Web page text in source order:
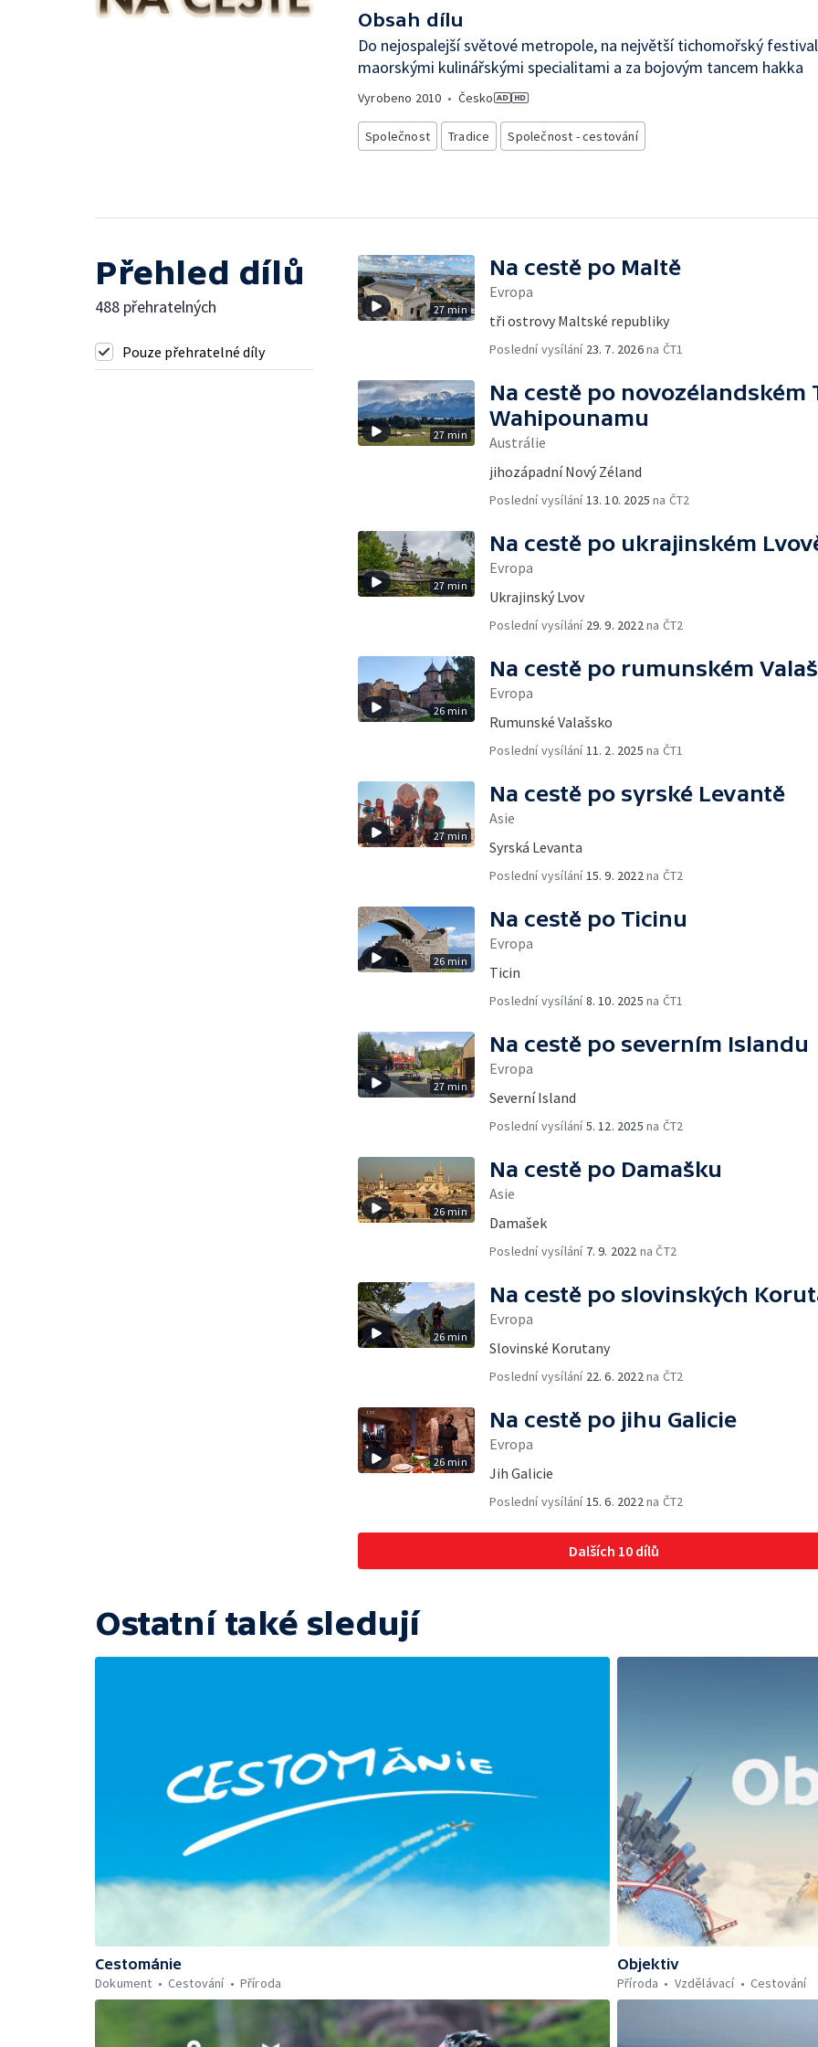
Obsah dílu
Do nejospalejší světové metropole, na největší tichomořský
maorskými kulinářskými specialitami a za bojovým tancem hakka
Vyrobeno 2010 • Česko
Společnost Tradice Společnost - cestování
Přehled dílů
488 přehratelných
Pouze přehratelné díly
27 min
Na cestě po Maltě
Evropa
tři ostrovy Maltské republiky
Poslední vysílání 23. 7. 2026na ČT1
27 min
Na cestě po novozélandském
Wahipounamu
Austrálie
jihozápadní Nový Zéland
Poslední vysílání 13. 10. 2025 na ČT2
27 min
Na cestě po ukrajinském
Evropa
Ukrajinský Lvov
Poslední vysílání 29. 9. 2022 na ČT2
26 min
Na cestě po rumunském
Evropa
Rumunské Valašsko
Poslední vysílání 11. 2. 2025 na ČT1
27 min
Na cestě po syrské Levantě
Asie
Syrská Levanta
Poslední vysílání 15. 9. 2022 na ČT2
26 min
Na cestě po Ticinu
Evropa
Ticin
Poslední vysílání8. 10. 2025 na ČT1
27 min
Na cestě po severním Islandu
Evropa
Severní Island
Poslední vysílání5. 12. 2025 na ČT2
26 min
Na cestě po Damašku
Asie
Damašek
Poslední vysílání 7. 9. 2022 na ČT2
26 min
Na cestě po slovinských
Evropa
Slovinské Korutany
Poslední vysílání 22. 6. 2022 na ČT2
26 min
Na cestě po jihu Galicie
Evropa
Jih Galicie
Poslední vysílání 15. 6. 2022 na ČT2
Dalších 10 dílů
Ostatní také sledují
Cestománie
Dokument
Cestování Příroda
Objektiv
Příroda
Vzdělávací Cestování